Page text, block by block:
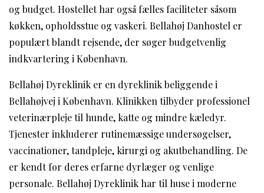
og budget. Hostellet har også fælles faciliteter såsom
køkken, opholdsstue og vaskeri. Bellahøj Danhostel er
populært blandt rejsende, der søger budgetvenlig
indkvartering i København.
Bellahøj Dyreklinik er en dyreklinik beliggende i
Bellahøjvej i København. Klinikken tilbyder professionel
veterinærpleje til hunde, katte og mindre kæledyr.
Tjenester inkluderer rutinemæssige undersøgelser,
vaccinationer, tandpleje, kirurgi og akutbehandling. De
er kendt for deres erfarne dyrlæger og venlige
personale. Bellahøj Dyreklinik har til huse i moderne